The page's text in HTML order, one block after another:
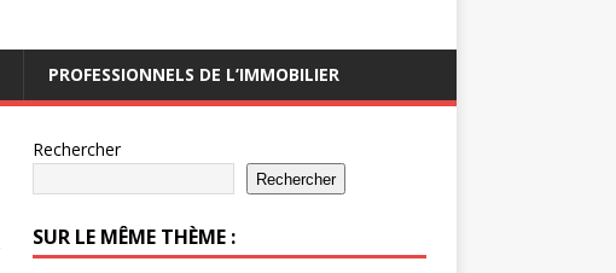
PROFESSIONNELS DE L’IMMOBILIER
Rechercher
Rechercher
SUR LE MÊME THÈME :